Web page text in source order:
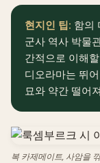
현지인 팁: 함의
군사 역사 박물
간적으로 이해
디오라마는 뛰
묘와 약간 떨어
복 카제메이트, 사암을